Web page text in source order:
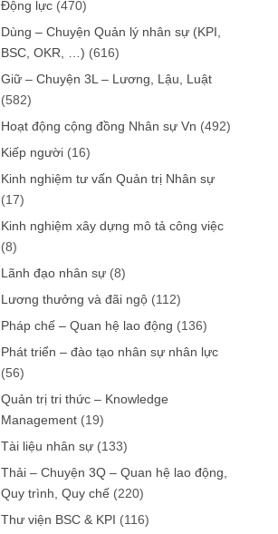
Động lực (470)
Dùng – Chuyện Quản lý nhân sự (KPI,
BSC, OKR, …) (616)
Giữ – Chuyện 3L – Lương, Lậu, Luật
(582)
Hoạt động cộng đồng Nhân sự Vn (492)
Kiếp người (16)
Kinh nghiệm tư vấn Quản trị Nhân sự
(17)
Kinh nghiệm xây dựng mô tả công việc
(8)
Lãnh đạo nhân sự (8)
Lương thưởng và đãi ngộ (112)
Pháp chế – Quan hệ lao động (136)
Phát triển – đào tạo nhân sự nhân lực
(56)
Quản trị tri thức – Knowledge
Management (19)
Tài liệu nhân sự (133)
Thải – Chuyện 3Q – Quan hệ lao động,
Quy trình, Quy chế (220)
Thư viện BSC & KPI (116)